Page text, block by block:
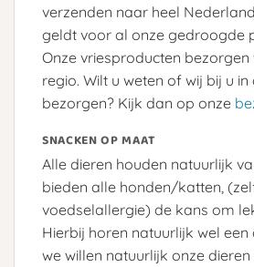
verzenden naar heel
geldt voor al onze gedroogde
Onze vriesproducten bezorgen
regio. Wilt u weten of wij bij u in
bezorgen? Kijk dan op onze
SNACKEN OP MAAT
Alle dieren houden natuurlijk
bieden alle honden/katten,
voedselallergie) de kans om
Hierbij horen natuurlijk wel een
we willen natuurlijk onze